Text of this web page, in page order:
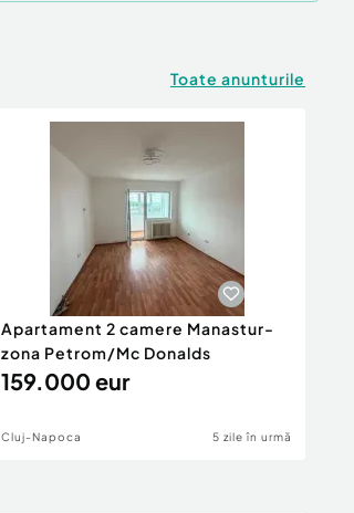
Toate anunturile
Apartament 2 camere Manastur-
zona Petrom/Mc Donalds
159.000 eur
Cluj-Napoca 5 zile în urmă